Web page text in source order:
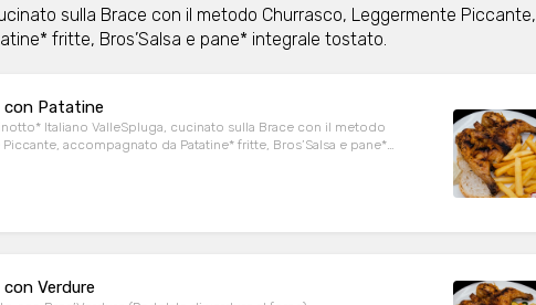
sulla Brace con il metodo Churrasco, Leggermente Piccante,
fritte, Bros’Salsa e pane* integrale tostato.
con Patatine
Italiano ValleSpluga, cucinato sulla Brace con il metodo
accompagnato da Patatine* fritte, Bros’Salsa e pane*
con Verdure